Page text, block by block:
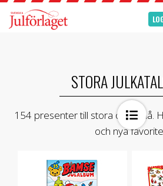
STORA
154 presenter till stora och små.
och nya